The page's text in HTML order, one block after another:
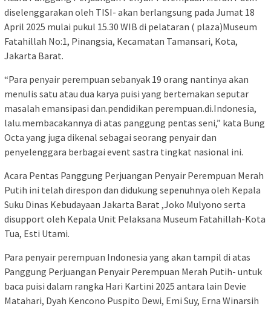
diselenggarakan oleh TISI- akan berlangsung pada Jumat 18
April 2025 mulai pukul 15.30 WIB di pelataran ( plaza)Museum
Fatahillah No:1, Pinangsia, Kecamatan Tamansari, Kota,
Jakarta Barat.
“Para penyair perempuan sebanyak 19 orang nantinya akan
menulis satu atau dua karya puisi yang bertemakan seputar
masalah emansipasi dan.pendidikan perempuan.di.Indonesia,
lalu.membacakannya di atas panggung pentas seni,” kata Bung
Octa yang juga dikenal sebagai seorang penyair dan
penyelenggara berbagai event sastra tingkat nasional ini.
Acara Pentas Panggung Perjuangan Penyair Perempuan Merah
Putih ini telah direspon dan didukung sepenuhnya oleh Kepala
Suku Dinas Kebudayaan Jakarta Barat ,Joko Mulyono serta
disupport oleh Kepala Unit Pelaksana Museum Fatahillah-Kota
Tua, Esti Utami.
Para penyair perempuan Indonesia yang akan tampil di atas
Panggung Perjuangan Penyair Perempuan Merah Putih- untuk
baca puisi dalam rangka Hari Kartini 2025 antara lain Devie
Matahari, Dyah Kencono Puspito Dewi, Emi Suy, Erna Winarsih